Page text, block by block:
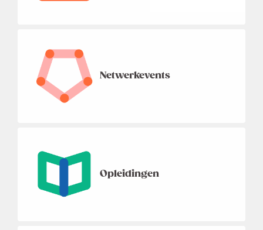
Netwerkevents
Opleidingen